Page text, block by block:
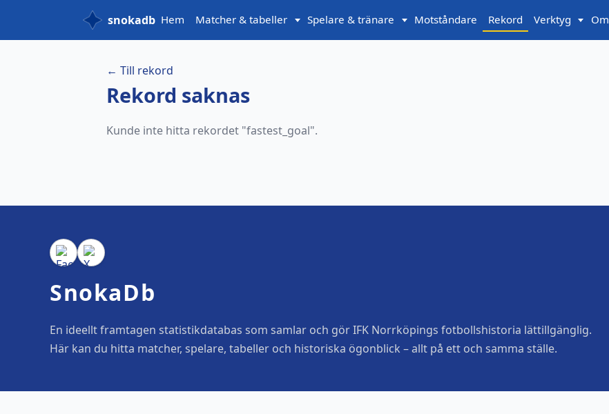
snokadb Hem Matcher & tabeller Spelare & tränare Motståndare Rekord Verktyg Om
← Till rekord
Rekord saknas
Kunde inte hitta rekordet "fastest_goal".
SnokaDb
En ideellt framtagen statistikdatabas som samlar och gör IFK Norrköpings fotbollshistoria lättillgänglig.
Här kan du hitta matcher, spelare, tabeller och historiska ögonblick – allt på ett och samma ställe.